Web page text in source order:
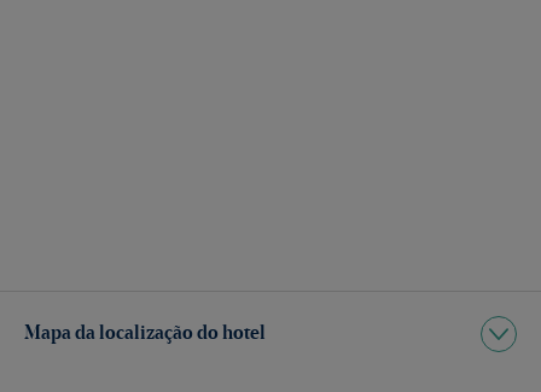
Mapa da localização do hotel